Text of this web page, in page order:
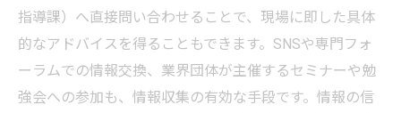
指導課）へ直接問い合わせることで、現場に即した具体
的なアドバイスを得ることもできます。SNSや専門フォ
ーラムでの情報交換、業界団体が主催するセミナーや勉
強会への参加も、情報収集の有効な手段です。情報の信